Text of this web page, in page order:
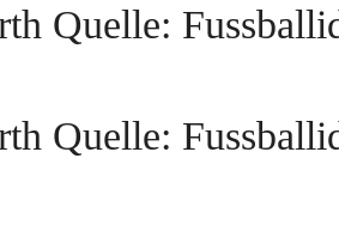
Quelle:
Quelle: